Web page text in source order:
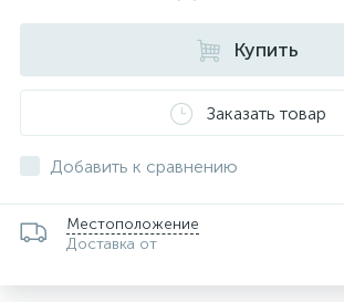
Купить
Заказать товар
Добавить к сравнению
Местоположение
Доставка от